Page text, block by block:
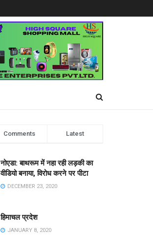
Comments Latest
नोएडा: बाथरूम में नहा रही लड़की का
वीडियो बनाया, विरोध करने पर पीटा
DECEMBER 23, 2020
हिमाचल प्रदेश
JANUARY 8, 2020